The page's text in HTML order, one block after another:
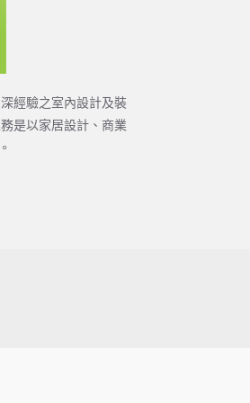
經驗之室內設計及裝
是以家居設計、商業